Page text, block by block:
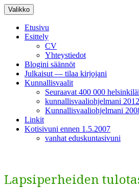
Siirry
sisältöön
Valikko
Etusivu
Esittely
CV
Yhteystiedot
Blogini säännöt
Julkaisut — tilaa kirjojani
Kunnallisvaalit
Seuraavat 400 000
kunnallisvaaliohjelmani 2012
Kunnallisvaaliohjelmani
Linkit
Kotisivuni ennen 1.5.2007
vanhat eduskuntasivuni
Lapsiperheiden